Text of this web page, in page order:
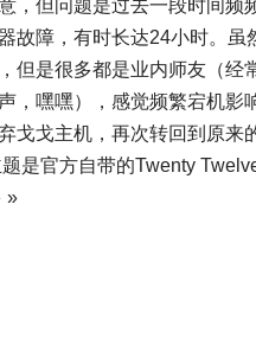
，但问题是过去一段时间频
故障，有时长达24小时。虽
但是很多都是业内师友（经
，嘿嘿），感觉频繁宕机影
戈戈主机，再次转回到原来
是官方自带的Twenty
»